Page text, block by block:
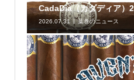
CadaDia（カダディア）
2026.07.31 葉巻のニュース